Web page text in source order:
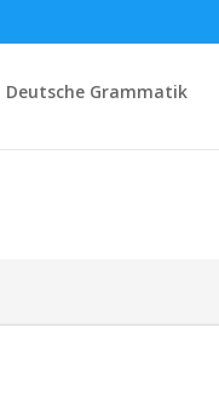
Deutsche Grammatik